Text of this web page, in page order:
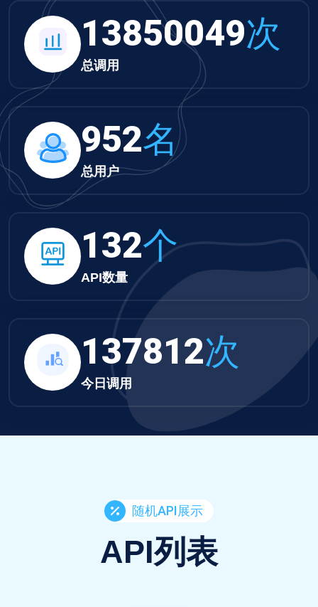
13850049次
总调用
952名
总用户
132个
API数量
137812次
今日调用
随机API展示
API列表